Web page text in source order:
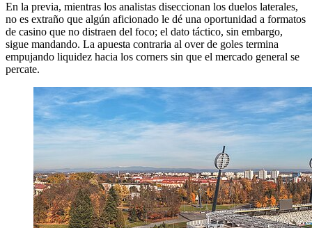
En la previa, mientras los analistas diseccionan los duelos laterales,
no es extraño que algún aficionado le dé una oportunidad a formatos
de casino que no distraen del foco; el dato táctico, sin embargo,
sigue mandando. La apuesta contraria al over de goles termina
empujando liquidez hacia los corners sin que el mercado general se
percate.